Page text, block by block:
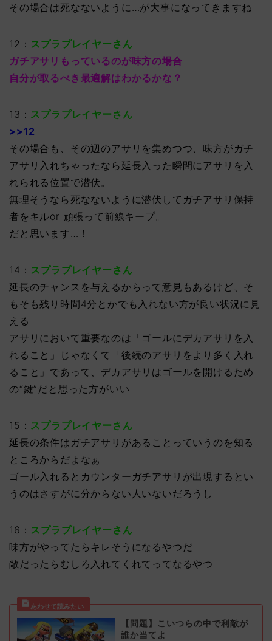
その場合は死なないように…が大事になってきますね
12： スプラプレイヤーさん
ガチアサリもっているのが味方の場合
自分が取るべき最適解はわかるかな？
13： スプラプレイヤーさん
>>12
その場合も、その辺のアサリを集めつつ、味方がガチ
アサリ入れちゃったなら延長入った瞬間にアサリを入
れられる位置で潜伏。
無理そうなら死なないように潜伏してガチアサリ保持
者をキルor 頑張って前線キープ。
だと思います…！
14： スプラプレイヤーさん
延長のチャンスを与えるからって意見もあるけど、そ
もそも残り時間4分とかでも入れない方が良い状況に見
える
アサリにおいて重要なのは「ゴールにデカアサリを入
れること」じゃなくて「後続のアサリをより多く入れ
ること」であって、デカアサリはゴールを開けるため
の“鍵”だと思った方がいい
15： スプラプレイヤーさん
延長の条件はガチアサリがあることっていうのを知る
ところからだよなぁ
ゴール入れるとカウンターガチアサリが出現するとい
うのはさすがに分からない人いないだろうし
16： スプラプレイヤーさん
味方がやってたらキレそうになるやつだ
敵だったらむしろ入れてくれてってなるやつ
【問題】こいつらの中で利敵が
誰か当てよ